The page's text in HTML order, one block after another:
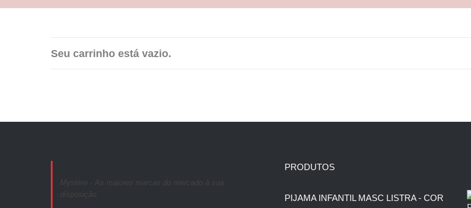
Seu carrinho está vazio.
Mystère - As maiores marcas do mercado à sua
disposição
PRODUTOS
PIJAMA INFANTIL MASC LISTRA - COR